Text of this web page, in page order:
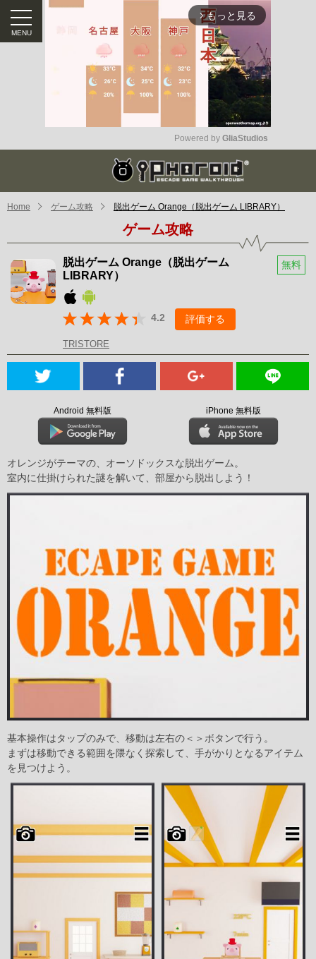
arrow_forward_ios もっと見る
Mute
Powered by GliaStudios
Home ゲーム攻略 脱出ゲーム Orange（脱出ゲーム LIBRARY）
ゲーム攻略
脱出ゲーム Orange（脱出ゲーム
LIBRARY）
無料
4.2 評価する
TRISTORE
Android 無料版 iPhone 無料版
オレンジがテーマの、オーソドックスな脱出ゲーム。
室内に仕掛けられた謎を解いて、部屋から脱出しよう！
基本操作はタップのみで、移動は左右の＜＞ボタンで行う。
まずは移動できる範囲を隈なく探索して、手がかりとなるアイテム
を見つけよう。